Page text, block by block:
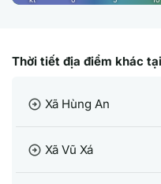
Thời tiết địa điểm khác
arrow_circle_right Xã Hùng An
arrow_circle_right Xã Vũ Xá